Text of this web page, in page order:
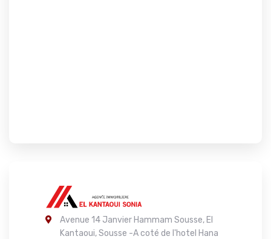
Avenue 14 Janvier Hammam Sousse, El
Kantaoui, Sousse -A coté de l'hotel Hana